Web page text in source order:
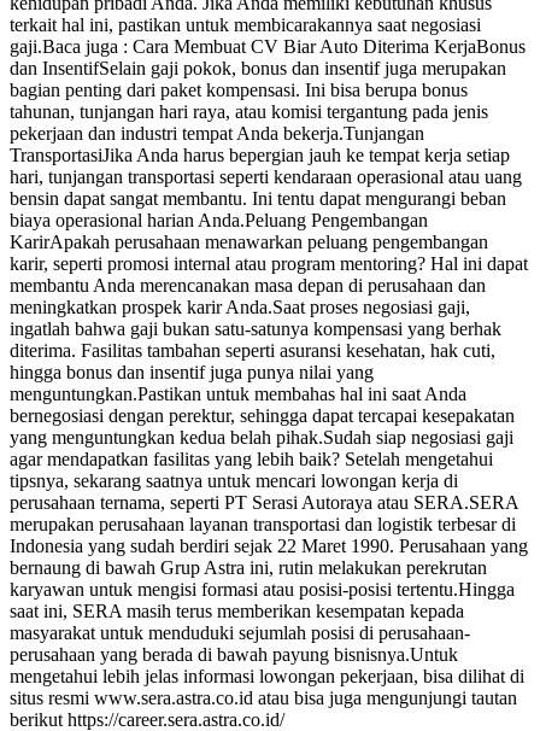
terkait hal ini, pastikan untuk membicarakannya saat negosiasi
gaji.Baca juga : Cara Membuat CV Biar Auto Diterima KerjaBonus
dan InsentifSelain gaji pokok, bonus dan insentif juga merupakan
bagian penting dari paket kompensasi. Ini bisa berupa bonus
tahunan, tunjangan hari raya, atau komisi tergantung pada jenis
pekerjaan dan industri tempat Anda bekerja.Tunjangan
TransportasiJika Anda harus bepergian jauh ke tempat kerja setiap
hari, tunjangan transportasi seperti kendaraan operasional atau uang
bensin dapat sangat membantu. Ini tentu dapat mengurangi beban
biaya operasional harian Anda.Peluang Pengembangan
KarirApakah perusahaan menawarkan peluang pengembangan
karir, seperti promosi internal atau program mentoring? Hal ini dapat
membantu Anda merencanakan masa depan di perusahaan dan
meningkatkan prospek karir Anda.Saat proses negosiasi gaji,
ingatlah bahwa gaji bukan satu-satunya kompensasi yang berhak
diterima. Fasilitas tambahan seperti asuransi kesehatan, hak cuti,
hingga bonus dan insentif juga punya nilai yang
menguntungkan.Pastikan untuk membahas hal ini saat Anda
bernegosiasi dengan perektur, sehingga dapat tercapai kesepakatan
yang menguntungkan kedua belah pihak.Sudah siap negosiasi gaji
agar mendapatkan fasilitas yang lebih baik? Setelah mengetahui
tipsnya, sekarang saatnya untuk mencari lowongan kerja di
perusahaan ternama, seperti PT Serasi Autoraya atau SERA.SERA
merupakan perusahaan layanan transportasi dan logistik terbesar di
Indonesia yang sudah berdiri sejak 22 Maret 1990. Perusahaan yang
bernaung di bawah Grup Astra ini, rutin melakukan perekrutan
karyawan untuk mengisi formasi atau posisi-posisi tertentu.Hingga
saat ini, SERA masih terus memberikan kesempatan kepada
masyarakat untuk menduduki sejumlah posisi di perusahaan-
perusahaan yang berada di bawah payung bisnisnya.Untuk
mengetahui lebih jelas informasi lowongan pekerjaan, bisa dilihat di
situs resmi www.sera.astra.co.id atau bisa juga mengunjungi tautan
berikut https://career.sera.astra.co.id/